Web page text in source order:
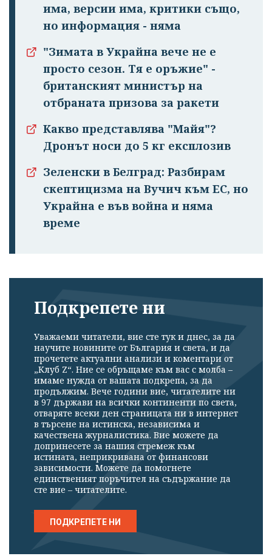
има, версии има, критики също,
но информация - няма
"Зимата в Украйна вече не е
просто сезон. Тя е оръжие" -
британският министър на
отбраната призова за ракети
Какво представлява "Майя"?
Дронът носи до 5 кг експлозив
Зеленски в Белград: Разбирам
скептицизма на Вучич към ЕС, но
Украйна е във война и няма
време
Подкрепете ни
Уважаеми читатели, вие сте тук и днес, за да
научите новините от България и света, и да
прочетете актуални анализи и коментари от
„Клуб Z“. Ние се обръщаме към вас с молба –
имаме нужда от вашата подкрепа, за да
продължим. Вече години вие, читателите ни
в 97 държави на всички континенти по света,
отваряте всеки ден страницата ни в интернет
в търсене на истинска, независима и
качествена журналистика. Вие можете да
допринесете за нашия стремеж към
истината, неприкривана от финансови
зависимости. Можете да помогнете
единственият поръчител на съдържание да
сте вие – читателите.
ПОДКРЕПЕТЕ НИ